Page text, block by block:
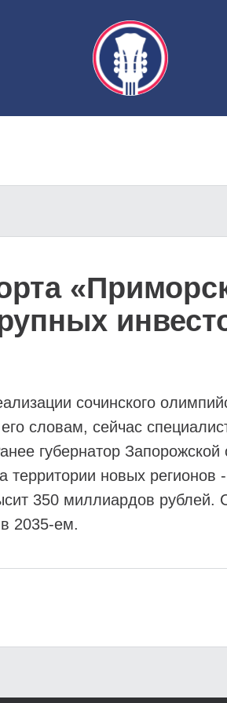
сочинского
словам, сейчас
губернатор
новых регионов
350 миллиардов рублей.
2035-ем.